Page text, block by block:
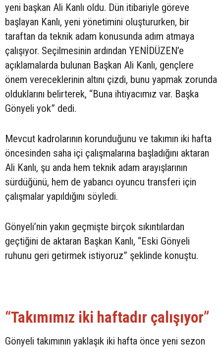
yeni başkan Ali Kanlı oldu. Dün itibariyle göreve
başlayan Kanlı, yeni yönetimini oluştururken, bir
taraftan da teknik adam konusunda adım atmaya
çalışıyor. Seçilmesinin ardından YENİDÜZEN’e
açıklamalarda bulunan Başkan Ali Kanlı, gençlere
önem vereceklerinin altını çizdi, bunu yapmak zorunda
olduklarını belirterek, “Buna ihtiyacımız var. Başka
Gönyeli yok” dedi.
Mevcut kadrolarının korunduğunu ve takımın iki hafta
öncesinden saha içi çalışmalarına başladığını aktaran
Ali Kanlı, şu anda hem teknik adam arayışlarının
sürdüğünü, hem de yabancı oyuncu transferi için
çalışmalar yapıldığını söyledi.
Gönyeli’nin yakın geçmişte birçok sıkıntılardan
geçtiğini de aktaran Başkan Kanlı, “Eski Gönyeli
ruhunu geri getirmek istiyoruz” şeklinde konuştu.
“Takımımız iki haftadır çalışıyor”
Gönyeli takımının yaklaşık iki hafta önce yeni sezon